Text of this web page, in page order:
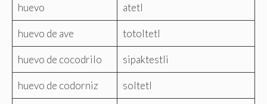
huevo atetl
huevo de ave totoltetl
huevo de cocodrilo sipaktestli
huevo de codorniz soltetl